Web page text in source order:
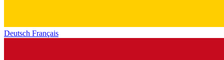
Deutsch Français